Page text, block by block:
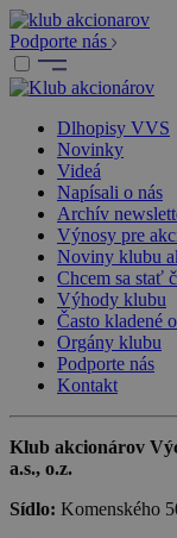
Podporte nás
Dlhopisy VVS
Novinky
Videá
Napísali o nás
Archív
Výnosy pre
Noviny klubu
Chcem sa stať
Výhody klubu
Často kladené
Orgány klubu
Podporte nás
Kontakt
Klub akcionárov
a.s., o.z.
Sídlo: Komenského